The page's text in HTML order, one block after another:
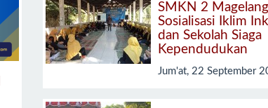
SMKN 2
Sosialisasi Iklim
dan Sekolah Siaga
Kependudukan
Jum'at, 22 September